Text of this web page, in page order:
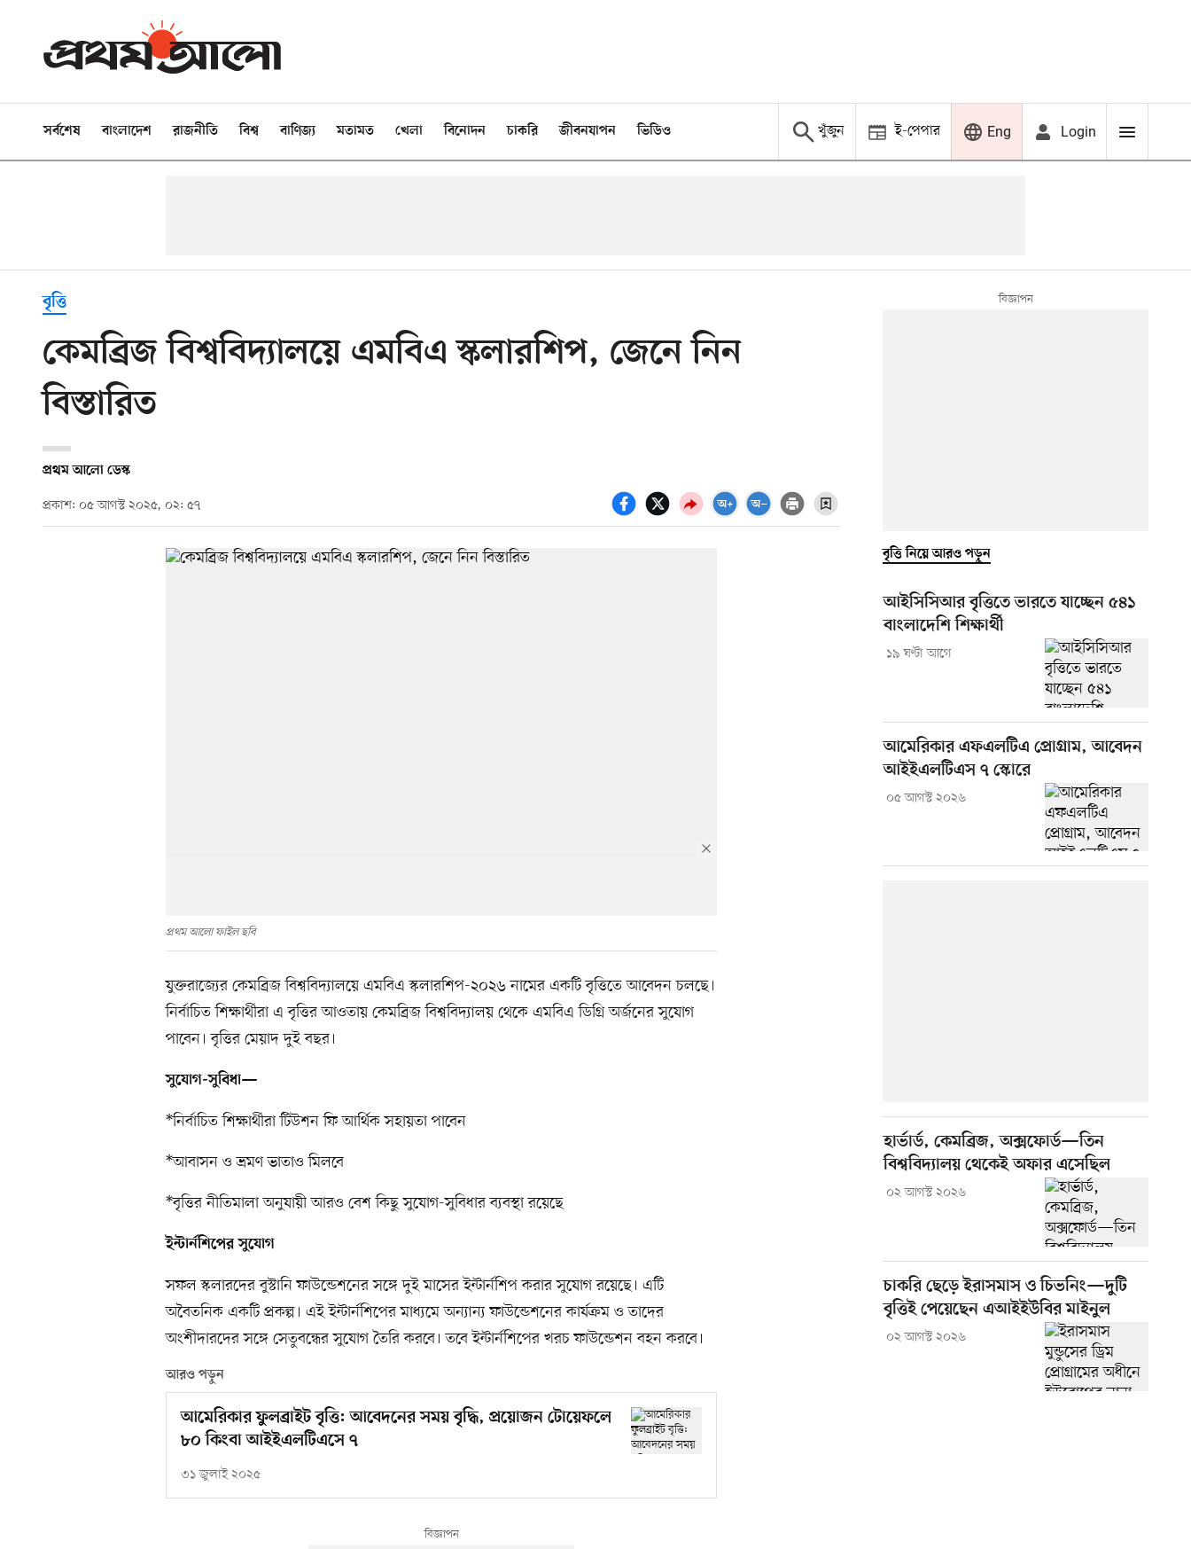
সর্বশেষ বাংলাদেশ রাজনীতি বিশ্ব বাণিজ্য মতামত খেলা বিনোদন চাকরি জীবনযাপন ভিডিও খুঁজুন ই-পেপার Eng Login
বৃত্তি
কেমব্রিজ বিশ্ববিদ্যালয়ে এমবিএ স্কলারশিপ, জেনে নিন
বিস্তারিত
প্রথম আলো ডেস্ক
প্রকাশ: ০৫ আগস্ট ২০২৫, ০২: ৫৭
প্রথম আলো ফাইল ছবি
যুক্তরাজ্যের কেমব্রিজ বিশ্ববিদ্যালয়ে এমবিএ স্কলারশিপ-২০২৬ নামের একটি বৃত্তিতে আবেদন চলছে।
নির্বাচিত শিক্ষার্থীরা এ বৃত্তির আওতায় কেমব্রিজ বিশ্ববিদ্যালয় থেকে এমবিএ ডিগ্রি অর্জনের সুযোগ
পাবেন। বৃত্তির মেয়াদ দুই বছর।
সুযোগ-সুবিধা—
*নির্বাচিত শিক্ষার্থীরা টিউশন ফি আর্থিক সহায়তা পাবেন
*আবাসন ও ভ্রমণ ভাতাও মিলবে
*বৃত্তির নীতিমালা অনুযায়ী আরও বেশ কিছু সুযোগ-সুবিধার ব্যবস্থা রয়েছে
ইন্টার্নশিপের সুযোগ
সফল স্কলারদের বুস্টানি ফাউন্ডেশনের সঙ্গে দুই মাসের ইন্টার্নশিপ করার সুযোগ রয়েছে। এটি
অবৈতনিক একটি প্রকল্প। এই ইন্টার্নশিপের মাধ্যমে অন্যান্য ফাউন্ডেশনের কার্যক্রম ও তাদের
অংশীদারদের সঙ্গে সেতুবন্ধের সুযোগ তৈরি করবে। তবে ইন্টার্নশিপের খরচ ফাউন্ডেশন বহন করবে।
আরও পড়ুন
আমেরিকার ফুলব্রাইট বৃত্তি: আবেদনের সময় বৃদ্ধি, প্রয়োজন টোয়েফলে
৮০ কিংবা আইইএলটিএসে ৭
৩১ জুলাই ২০২৫
বৃত্তি নিয়ে আরও পড়ুন
আইসিসিআর বৃত্তিতে ভারতে যাচ্ছেন ৫৪১
বাংলাদেশি শিক্ষার্থী
১৯ ঘণ্টা আগে
আমেরিকার এফএলটিএ প্রোগ্রাম, আবেদন
আইইএলটিএস ৭ স্কোরে
০৫ আগস্ট ২০২৬
হার্ভার্ড, কেমব্রিজ, অক্সফোর্ড—তিন
বিশ্ববিদ্যালয় থেকেই অফার এসেছিল
০২ আগস্ট ২০২৬
চাকরি ছেড়ে ইরাসমাস ও চিভনিং—দুটি
বৃত্তিই পেয়েছেন এআইইউবির মাইনুল
০২ আগস্ট ২০২৬